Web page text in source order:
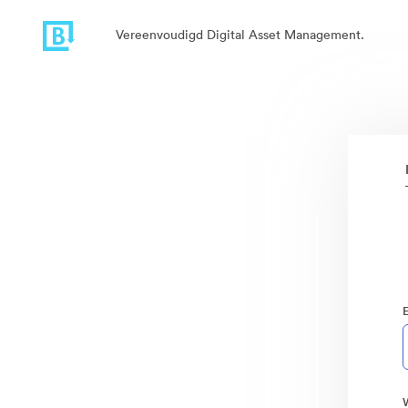
Vereenvoudigd Digital Asset Management.